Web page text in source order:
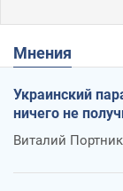
Мнения
Украинский
ничего не
Виталий